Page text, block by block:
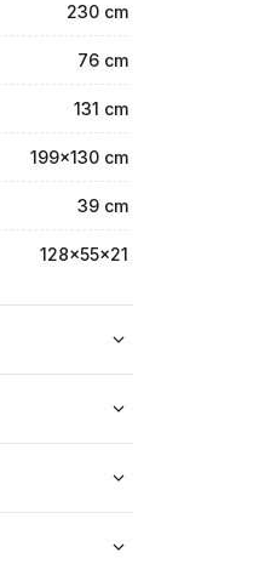
230 cm
76 cm
131 cm
199x130 cm
39 cm
128x55x21